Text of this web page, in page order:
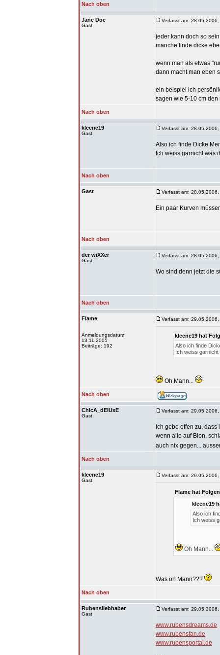
Nach oben
Jane Doe
Gast
Verfasst am:
jeder kann doch so
manche finde dicke
wenn man als etwas
dann macht man eben
ein beispiel ich
sagen wie 5-10 cm
Nach oben
kleene19
Gast
Verfasst am:
Also ich finde Dicke
Ich weiss garnicht was
Nach oben
Gast Verfasst am:
Ein paar Kurven
Nach oben
der wiXXer
Gast
Verfasst am:
Wo sind denn jetzt die
Nach oben
Flame
Anmeldungsdatum:
13.11.2005
Beiträge: 192
Verfasst am:
kleene19 hat
Also ich finde
Ich weiss
Oh Mann...
Nach oben
ChIcA_dElUxE
Gast
Verfasst am:
Ich gebe offen zu,
wenn alle auf Blon,
auch nix gegen...
Nach oben
kleene19
Gast
Verfasst am:
Flame hat
kleene19
Also ich
Ich weiss
Oh Mann...
Was oh Mann???
Nach oben
Rubensliebhaber
Gast
Verfasst am:
www.rubensdreams.de
www.rubensfan.de
www.rubensportal.de